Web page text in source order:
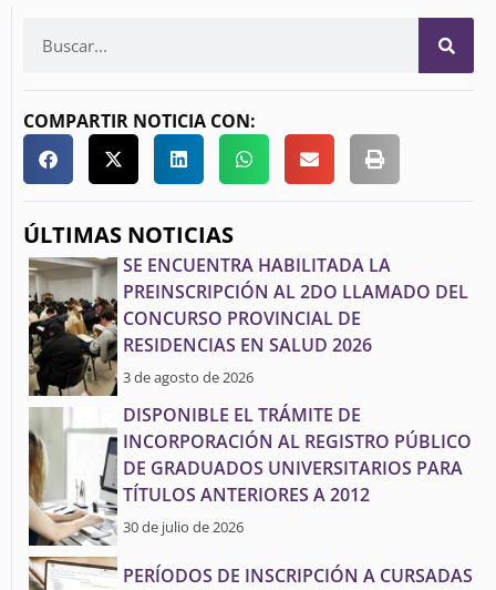
COMPARTIR NOTICIA CON:
ÚLTIMAS NOTICIAS
SE ENCUENTRA HABILITADA LA
PREINSCRIPCIÓN AL 2DO LLAMADO DEL
CONCURSO PROVINCIAL DE
RESIDENCIAS EN SALUD 2026
3 de agosto de 2026
DISPONIBLE EL TRÁMITE DE
INCORPORACIÓN AL REGISTRO PÚBLICO
DE GRADUADOS UNIVERSITARIOS PARA
TÍTULOS ANTERIORES A 2012
30 de julio de 2026
PERÍODOS DE INSCRIPCIÓN A CURSADAS